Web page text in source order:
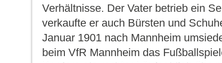
Verhältnisse. Der Vater betrieb ein
verkaufte er auch Bürsten und
Januar 1901 nach Mannheim
beim VfR Mannheim das